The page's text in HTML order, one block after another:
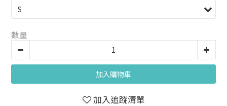
數量
加入購物車
加入追蹤清單